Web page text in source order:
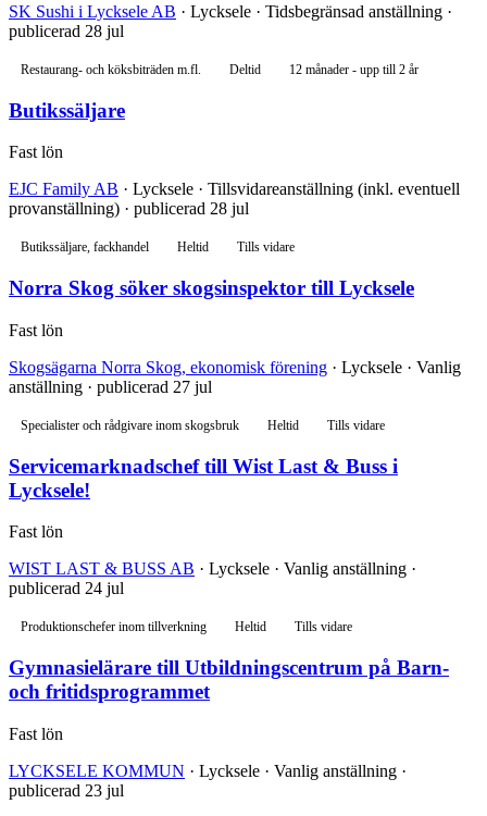
SK Sushi i Lycksele AB · Lycksele · Tidsbegränsad anställning ·
publicerad 28 jul
Restaurang- och köksbiträden m.fl. Deltid 12 månader - upp till 2 år
Butikssäljare
Fast lön
EJC Family AB · Lycksele · Tillsvidareanställning (inkl. eventuell
provanställning) · publicerad 28 jul
Butikssäljare, fackhandel Heltid Tills vidare
Norra Skog söker skogsinspektor till Lycksele
Fast lön
Skogsägarna Norra Skog, ekonomisk förening · Lycksele · Vanlig
anställning · publicerad 27 jul
Specialister och rådgivare inom skogsbruk Heltid Tills vidare
Servicemarknadschef till Wist Last & Buss i
Lycksele!
Fast lön
WIST LAST & BUSS AB · Lycksele · Vanlig anställning ·
publicerad 24 jul
Produktionschefer inom tillverkning Heltid Tills vidare
Gymnasielärare till Utbildningscentrum på Barn-
och fritidsprogrammet
Fast lön
LYCKSELE KOMMUN · Lycksele · Vanlig anställning ·
publicerad 23 jul